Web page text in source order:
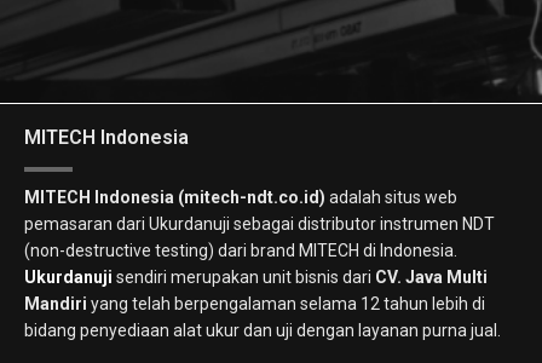
MITECH Indonesia
MITECH Indonesia (mitech-ndt.co.id) adalah situs web
pemasaran dari Ukurdanuji sebagai distributor instrumen NDT
(non-destructive testing) dari brand MITECH di Indonesia.
Ukurdanuji sendiri merupakan unit bisnis dari CV. Java Multi
Mandiri yang telah berpengalaman selama 12 tahun lebih di
bidang penyediaan alat ukur dan uji dengan layanan purna jual.